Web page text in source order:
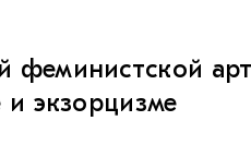
феминистской
и экзорцизме